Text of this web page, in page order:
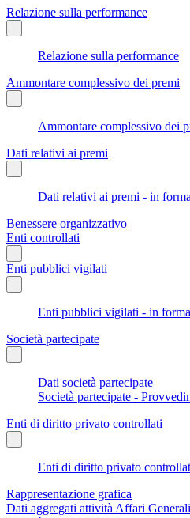
Relazione sulla performance
Relazione sulla performance
Ammontare complessivo dei premi
Ammontare complessivo dei
Dati relativi ai premi
Dati relativi ai premi - in
Benessere organizzativo
Enti controllati
Enti pubblici vigilati
Enti pubblici vigilati - in
Società partecipate
Dati società partecipate
Società partecipate -
Enti di diritto privato controllati
Enti di diritto privato
Rappresentazione grafica
Dati aggregati attività Affari Generali